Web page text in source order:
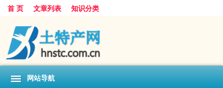
首 页 文章列表 知识分类
网站导航